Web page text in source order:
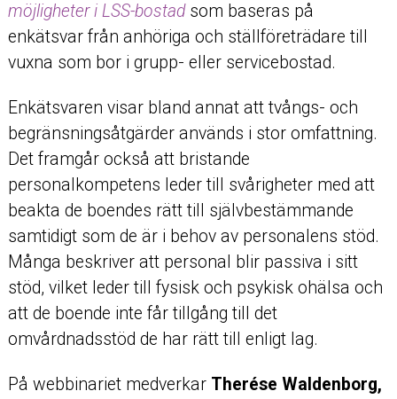
möjligheter i LSS-bostadsom baseras på
enkätsvar från anhöriga och ställföreträdare till
vuxna som bor i grupp- eller servicebostad.
Enkätsvaren visar bland annat att tvångs- och
begränsningsåtgärder används i stor omfattning.
Det framgår också att bristande
personalkompetens leder till svårigheter med att
beakta de boendes rätt till självbestämmande
samtidigt som de är i behov av personalens stöd.
Många beskriver att personal blir passiva i sitt
stöd, vilket leder till fysisk och psykisk ohälsa och
att de boende inte får tillgång till det
omvårdnadsstöd de har rätt till enligt lag.
På webbinariet medverkar Therése Waldenborg,